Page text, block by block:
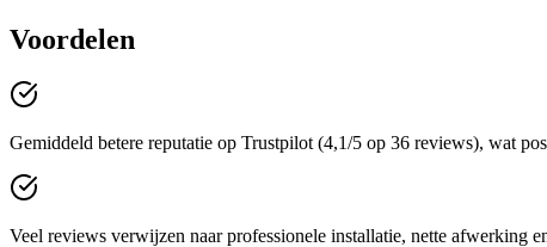
Voordelen
Gemiddeld betere reputatie op Trustpilot (4,1/5 op 36 reviews), wat
Veel reviews verwijzen naar professionele installatie, nette afwerking